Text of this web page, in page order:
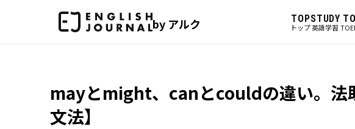
by アルク TOP
トップ
STUDY
英語学習
mayとmight、canとcouldの違い。法
文法】